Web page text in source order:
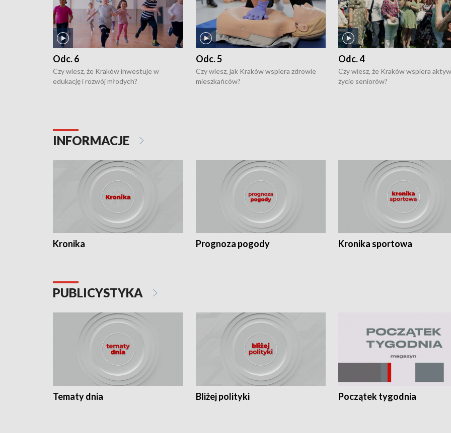
Odc. 6
Czy wiesz, że Kraków inwestuje w
edukację i rozwój młodych?
Odc. 5
Czy wiesz, jak Kraków wspiera zdrowie
mieszkańców?
Odc. 4
Czy wiesz, że Kraków wspiera
życie seniorów?
INFORMACJE
Kronika Prognoza pogody Kronika sportowa
PUBLICYSTYKA
Tematy dnia Bliżej polityki Początek tygodnia